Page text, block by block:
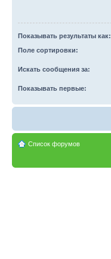
Показывать результаты как:
Поле сортировки:
Искать сообщения за:
Показывать первые:
Список форумов